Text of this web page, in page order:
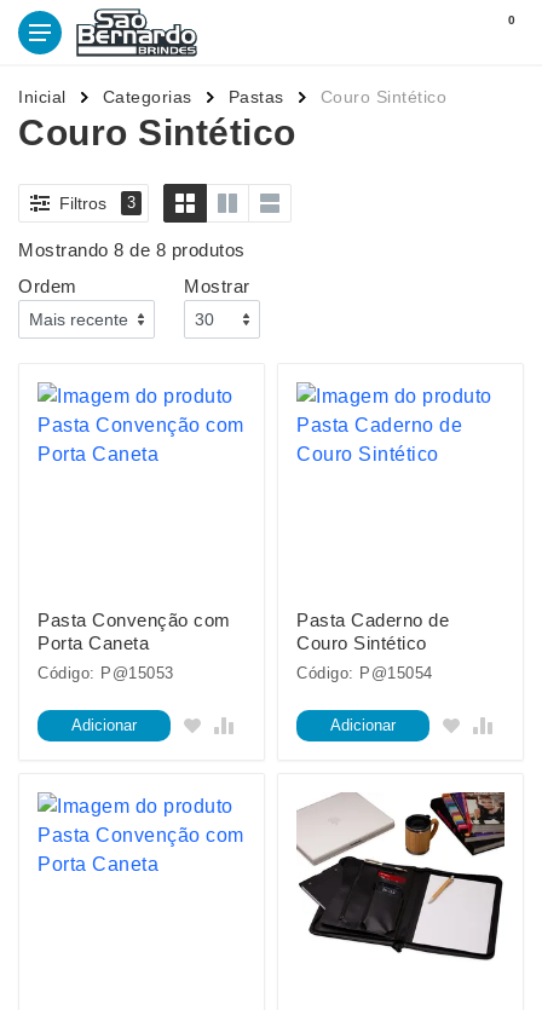
0
Inicial Categorias Pastas Couro Sintético
Couro Sintético
Filtros 3
Mostrando 8 de 8 produtos
Ordem
Mostrar
Pasta Convenção com
Porta Caneta
Código: P@15053
Adicionar
Pasta Caderno de
Couro Sintético
Código: P@15054
Adicionar